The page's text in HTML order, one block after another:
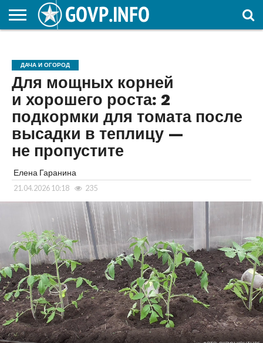
ОБРАЗОВАНИЕ
ДАЧА И ОГОРОД
Для мощных корней
и хорошего роста: 2
подкормки для томата после
высадки в теплицу —
не пропустите
Елена Гаранина
21.04.2026 10:18 235